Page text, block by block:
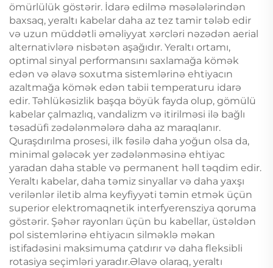
ömürlülük göstərir. İdarə edilmə məsələlərindən
baxsaq, yeraltı kabelar daha az tez tamir tələb edir
və uzun müddətli əməliyyat xərcləri nəzədən aerial
alternativlərə nisbətən aşağıdır. Yeraltı ortamı,
optimal sinyal performansını saxlamağa kömək
edən və əlavə soxutma sistemlərinə ehtiyacın
azaltmağa kömək edən tabii temperaturu idarə
edir. Təhlükəsizlik başqa böyük fayda olup, gömülü
kabelar çalmazlıq, vandalizm və itirilməsi ilə bağlı
təsadüfi zədələnmələrə daha az maraqlanır.
Quraşdırılma prosesi, ilk fəsilə daha yoğun olsa da,
minimal gələcək yer zədələnməsinə ehtiyac
yaradan daha stable və permanent həll təqdim edir.
Yeraltı kabelar, daha təmiz sinyallar və daha yaxşı
verilənlər iletib alma keyfiyyəti təmin etmək üçün
superior elektromaqnetik interfyerensziya qoruma
göstərir. Şəhər rayonları üçün bu kabellar, üstəldən
pol sistemlərinə ehtiyacın silməklə məkan
istifadəsini maksimuma çatdırır və daha fleksibli
rotasiya seçimləri yaradır.Əlavə olaraq, yeraltı